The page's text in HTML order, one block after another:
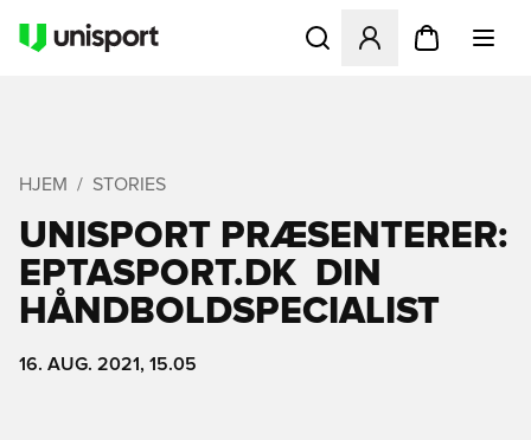
Åbner en Modal til at
HJEM STORIES
UNISPORT PRÆSENTERER:
EPTASPORT.DK  DIN
HÅNDBOLDSPECIALIST
16. AUG. 2021, 15.05